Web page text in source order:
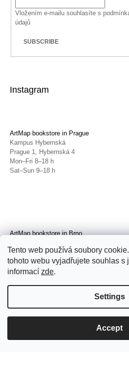
Tento web používá soubory
tohoto webu vyjadřujete souhlas s
informací zde.
Settings
Accept
Vložením e-mailu souhlasíte s
údajů
SUBSCRIBE
Instagram
ArtMap bookstore in Prague
Kampus Hybernská
Prague 1, Hybernská 4
Mon–Fri 8–18 h
Sat–Sun 9–18 h
ArtMap bookstore in Brno
Brno, Radnická 4
Tue–Fri 11–19 h
Sat 14–19 h
© 2026 ArtMap. All rights reserved.